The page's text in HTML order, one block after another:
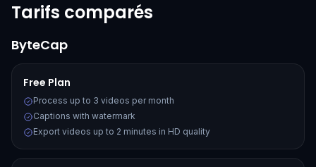
Tarifs comparés
ByteCap
Free Plan
Process up to 3 videos per month
Captions with watermark
Export videos up to 2 minutes in HD quality